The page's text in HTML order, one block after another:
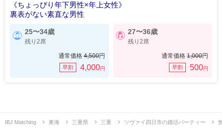
《ちょっぴり年下男性×年上女性》
裏表がない素直な男性
25〜34歳
残り2席
通常価格 4,500円
早割 4,000円
27〜36歳
残り2席
通常価格 1,000円
早割 500円
IBJ Matching 東海 三重県 三重 ツヴァイ四日市の婚活パーティー